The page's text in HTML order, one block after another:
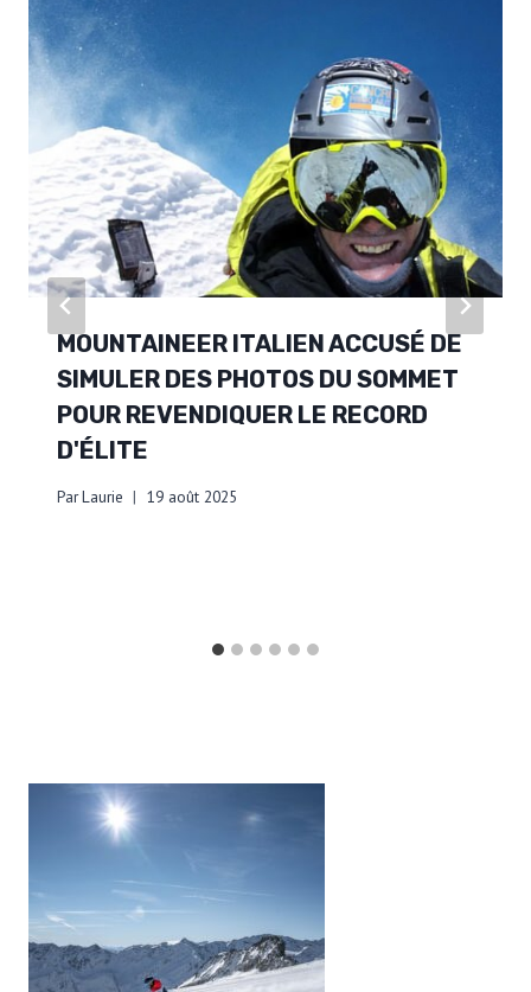
MOUNTAINEER ITALIEN ACCUSÉ DE
SIMULER DES PHOTOS DU SOMMET
POUR REVENDIQUER LE RECORD
D'ÉLITE
ParLaurie 19 août 2025